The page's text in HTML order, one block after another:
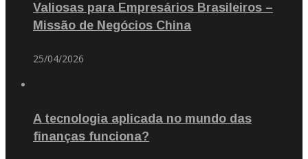
Valiosas para Empresários Brasileiros –
Missão de Negócios China
25/04/2026
A tecnologia aplicada no mundo das
finanças funciona?